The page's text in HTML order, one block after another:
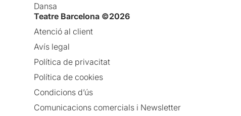
Dansa
Teatre Barcelona ©2026
Atenció al client
Avís legal
Política de privacitat
Política de cookies
Condicions d’ús
Comunicacions comercials i Newsletter